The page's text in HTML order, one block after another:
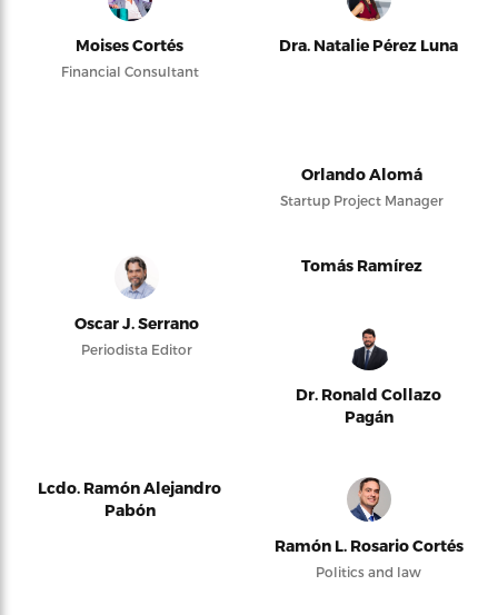
Moises Cortés
Financial Consultant
Dra. Natalie Pérez Luna
Orlando Alomá
Startup Project Manager
Oscar J. Serrano
Periodista Editor
Tomás Ramírez
Dr. Ronald Collazo
Pagán
Lcdo. Ramón Alejandro
Pabón
Ramón L. Rosario Cortés
Politics and law